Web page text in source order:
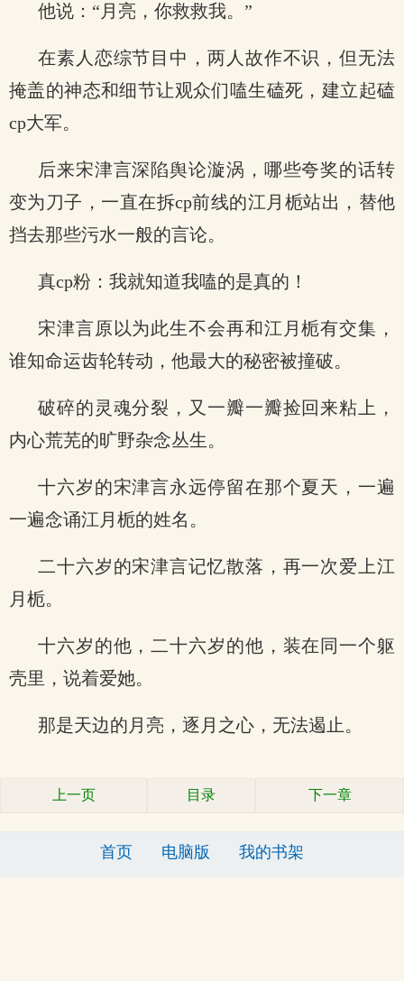
他说：“月亮，你救救我。”
在素人恋综节目中，两人故作不识，但无法
掩盖的神态和细节让观众们嗑生磕死，建立起磕
cp大军。
后来宋津言深陷舆论漩涡，哪些夸奖的话转
变为刀子，一直在拆cp前线的江月栀站出，替他
挡去那些污水一般的言论。
真cp粉：我就知道我嗑的是真的！
宋津言原以为此生不会再和江月栀有交集，
谁知命运齿轮转动，他最大的秘密被撞破。
破碎的灵魂分裂，又一瓣一瓣捡回来粘上，
内心荒芜的旷野杂念丛生。
十六岁的宋津言永远停留在那个夏天，一遍
一遍念诵江月栀的姓名。
二十六岁的宋津言记忆散落，再一次爱上江
月栀。
十六岁的他，二十六岁的他，装在同一个躯
壳里，说着爱她。
那是天边的月亮，逐月之心，无法遏止。
上一页 目录 下一章
首页 电脑版 我的书架